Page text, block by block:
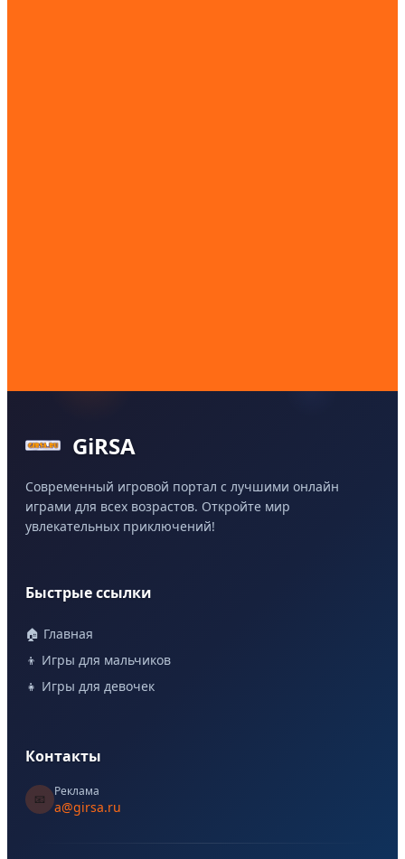
GiRSA
Современный игровой портал с лучшими онлайн
играми для всех возрастов. Откройте мир
увлекательных приключений!
Быстрые ссылки
🏠 Главная
👦 Игры для мальчиков
👧 Игры для девочек
Контакты
📧
Реклама
a@girsa.ru